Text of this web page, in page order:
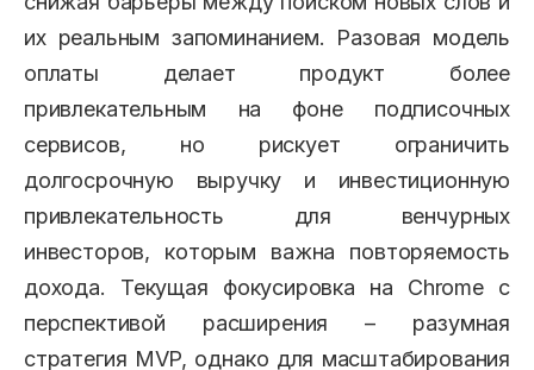
их реальным запоминанием. Разовая модель
оплаты делает продукт более
привлекательным на фоне подписочных
сервисов, но рискует ограничить
долгосрочную выручку и инвестиционную
привлекательность для венчурных
инвесторов, которым важна повторяемость
дохода. Текущая фокусировка на Chrome с
перспективой расширения – разумная
стратегия MVP, однако для масштабирования